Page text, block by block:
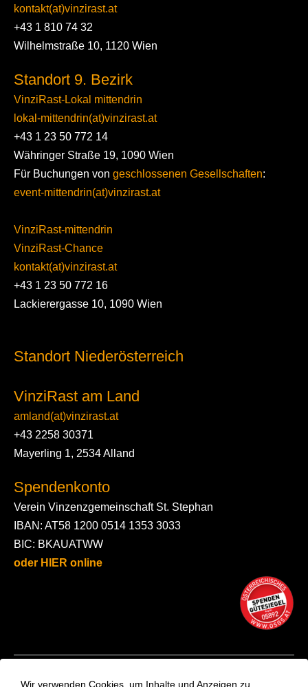
kontakt(at)vinzirast.at
+43 1 810 74 32
Wilhelmstraße 10, 1120 Wien
Standort 9. Bezirk
VinziRast-Lokal mittendrin
lokal-mittendrin(at)vinzirast.at
+43 1 23 50 772 14
Währinger Straße 19, 1090 Wien
Für Buchungen von geschlossenen Gesellschaften:
event-mittendrin(at)vinzirast.at
VinziRast-mittendrin
VinziRast-Chance
kontakt(at)vinzirast.at
+43 1 23 50 772 16
Lackierergasse 10, 1090 Wien
Standort Niederösterreich
VinziRast am Land
amland(at)vinzirast.at
+43 2258 30371
Mayerling 1, 2534 Alland
Spendenkonto
Verein Vinzenzgemeinschaft St. Stephan
IBAN: AT58 1200 0514 1353 3033
BIC: BKAUATWW
oder HIER online
Kontakt
Wir verwenden Cookies, um Inhalte und Anzeigen zu